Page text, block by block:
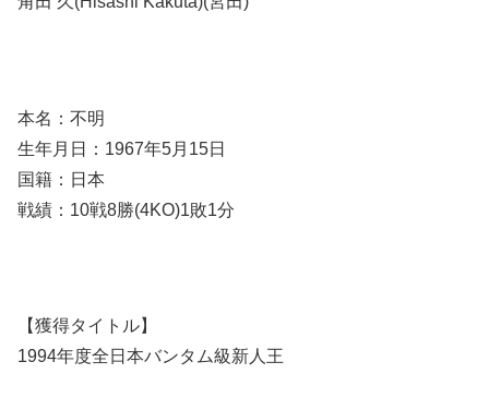
本名：不明
生年月日：1967年5月15日
国籍：日本
戦績：10戦8勝(4KO)1敗1分
【獲得タイトル】
1994年度全日本バンタム級新人王